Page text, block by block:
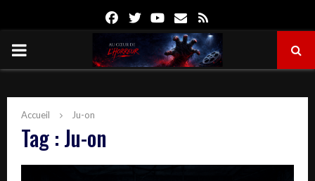
FacebookTwitterYoutube
Email
PRIMARY
Accueil Ju-on
Tag : Ju-on